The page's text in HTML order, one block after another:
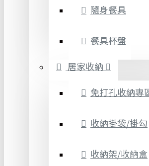
隨身餐具
餐具杯盤
居家收納
免打孔收納專
收納掛袋/掛勾
收納架/收納盒